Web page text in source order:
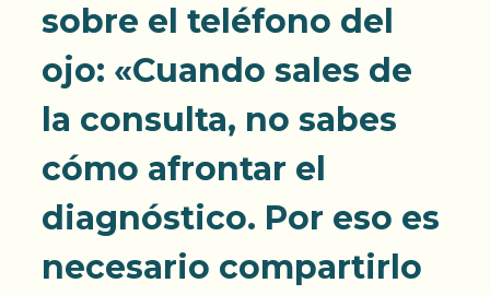
sobre el teléfono del
ojo: «Cuando sales de
la consulta, no sabes
cómo afrontar el
diagnóstico. Por eso es
necesario compartirlo